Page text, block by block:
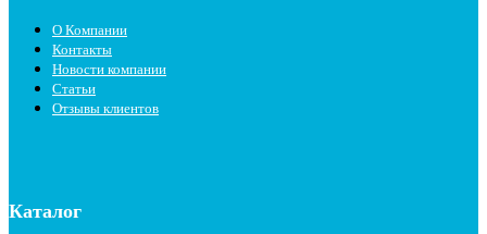
О Компании
Контакты
Новости компании
Статьи
Отзывы клиентов
Каталог